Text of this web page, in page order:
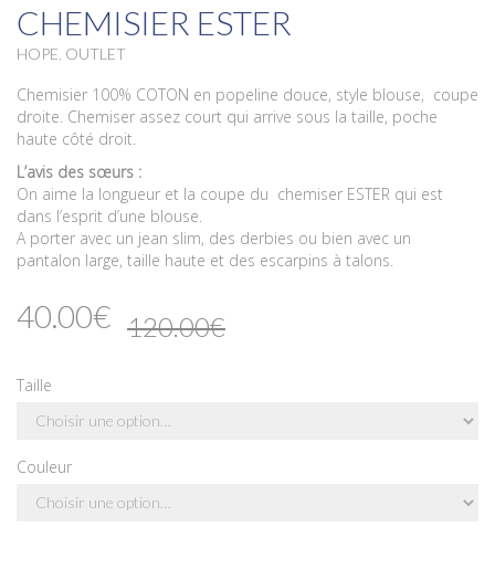
CHEMISIER ESTER
HOPE OUTLET
Chemisier 100% COTON en popeline douce, style blouse, coupe
droite. Chemiser assez court qui arrive sous la taille, poche
haute côté droit.
L’avis des sœurs :
On aime la longueur et la coupe du chemiser ESTER qui est
dans l’esprit d’une blouse.
A porter avec un jean slim, des derbies ou bien avec un
pantalon large, taille haute et des escarpins à talons.
120.00€
40.00€
Taille
Couleur